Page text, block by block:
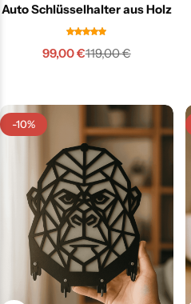
Auto Schlüsselhalter aus Holz
119,00€
99,00€
-10%